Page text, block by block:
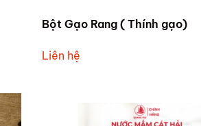
Bột Gạo Rang ( Thính gạo)
Liên hệ